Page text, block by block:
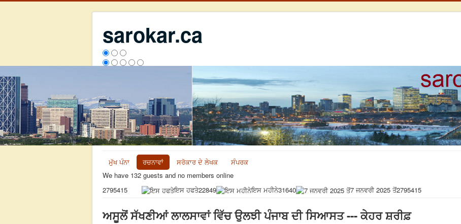
sarokar.ca
ਮੁੱਖ ਪੰਨਾ ਰਚਨਾਵਾਂ ਸਰੋਕਾਰ ਦੇ ਲੇਖਕ
ਸੰਪਰਕ
We have 132 guests and no members online
2795415
ਇਸ ਹਫਤੇ22849 ਇਸ ਮਹੀਨੇ31640 7 ਜਨਵਰੀ 2025 ਤੋਂ2795415
ਅਸੂਲੋਂ ਸੱਖਣੀਆਂ ਲਾਲਸਾਵਾਂ ਵਿੱਚ ਉਲਝੀ ਪੰਜਾਬ ਦੀ ਸਿਆਸਤ --- ਕੇਹਰ ਸ਼ਰੀਫ਼